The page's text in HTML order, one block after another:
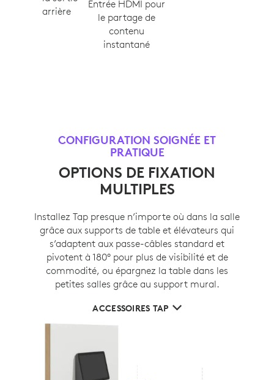
Entrée HDMI pour
le partage de
contenu
instantané
arrière
CONFIGURATION SOIGNÉE ET
PRATIQUE
OPTIONS DE FIXATION
MULTIPLES
Installez Tap presque n’importe où dans la salle
grâce aux supports de table et élévateurs qui
s’adaptent aux passe-câbles standard et
pivotent à 180° pour plus de visibilité et de
commodité, ou épargnez la table dans les
petites salles grâce au support mural.
ACCESSOIRES TAP